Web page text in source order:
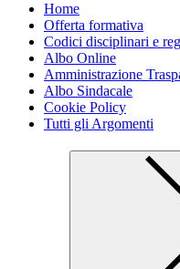
Home
Offerta formativa
Codici disciplinari e
Albo Online
Amministrazione
Albo Sindacale
Cookie Policy
Tutti gli Argomenti